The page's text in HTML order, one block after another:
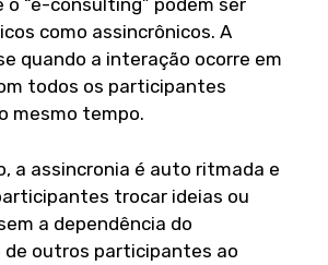
o “e-consulting” podem ser
como assincrônicos. A
quando a interação ocorre em
todos os participantes
mesmo tempo.
a assincronia é auto ritmada e
trocar ideias ou
a dependência do
de outros participantes ao